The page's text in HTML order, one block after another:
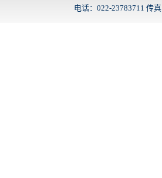
电话：022-23783711 传